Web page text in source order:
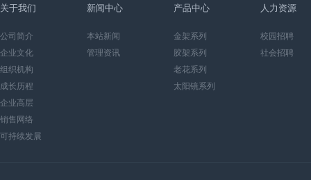
关于我们
公司简介
企业文化
组织机构
成长历程
企业高层
销售网络
可持续发展
新闻中心
本站新闻
管理资讯
产品中心
金架系列
胶架系列
老花系列
太阳镜系列
人力资源
校园招聘
社会招聘